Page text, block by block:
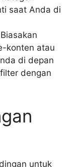
saat Anda di
Biasakan
konten atau
di depan
dengan
untuk